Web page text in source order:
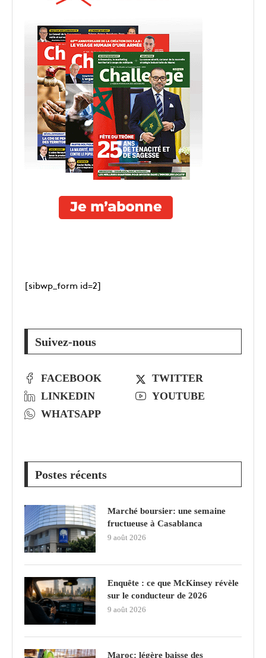
[sibwp_form id=2]
Suivez-nous
FACEBOOK
TWITTER
LINKEDIN
YOUTUBE
WHATSAPP
Postes récents
Marché boursier: une semaine
fructueuse à Casablanca
9 août 2026
Enquête : ce que McKinsey révèle
sur le conducteur de 2026
9 août 2026
Maroc: légère baisse des